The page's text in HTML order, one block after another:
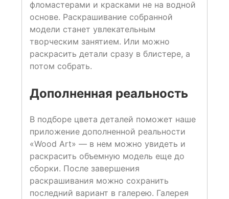
фломастерами и красками не на водной
основе. Раскрашивание собранной
модели станет увлекательным
творческим занятием. Или можно
раскрасить детали сразу в блистере, а
потом собрать.
Дополненная реальность
В подборе цвета деталей поможет наше
приложение дополненной реальности
«Wood Art» — в нем можно увидеть и
раскрасить объемную модель еще до
сборки. После завершения
раскрашивания можно сохранить
последний вариант в галерею. Галерея